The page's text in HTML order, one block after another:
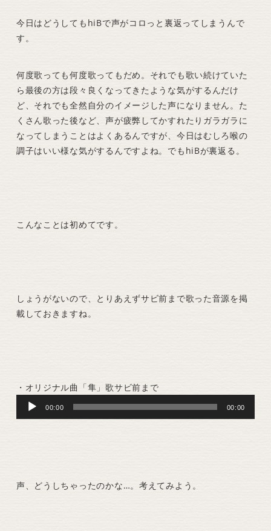
今日はどうしてもhiBで声がコロっと裏返ってしまうんで
す。
何度歌っても何度歌ってもだめ。それでも歌い続けていた
ら最後の方は段々良くなってきたような気がするんだけ
ど、それでも全然自分のイメージした声になりません。た
くさん歌った後など、声が疲弊してかすれたりガラガラに
なってしまうことはよくあるんですが、今日はむしろ喉の
調子はいい様な気がするんですよね。でもhiBが裏返る。
こんなことは初めてです。
しょうがないので、とりあえずサビ前まで歌った音源を掲
載しておきますね。
・オリジナル曲「隼」歌サビ前まで
Audio
Player
00:00 00:00
声、どうしちゃったのかな…。考えてみよう。